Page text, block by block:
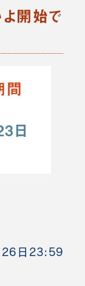
開始で
間
日
26日23:59